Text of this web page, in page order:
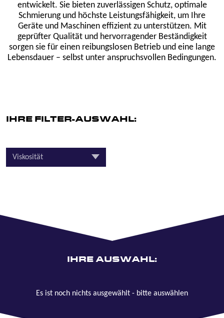
entwickelt. Sie bieten zuverlässigen Schutz, optimale
Schmierung und höchste Leistungsfähigkeit, um Ihre
Geräte und Maschinen effizient zu unterstützen. Mit
geprüfter Qualität und hervorragender Beständigkeit
sorgen sie für einen reibungslosen Betrieb und eine lange
Lebensdauer – selbst unter anspruchsvollen Bedingungen.
IHRE FILTER-AUSWAHL:
Viskosität
IHRE AUSWAHL:
Es ist noch nichts ausgewählt - bitte auswählen